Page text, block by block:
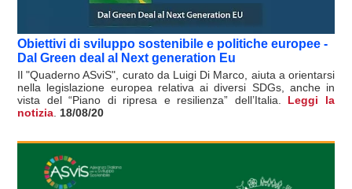
Obiettivi di sviluppo sostenibile e politiche europee -
Dal Green deal al Next generation Eu
Il "Quaderno ASviS", curato da Luigi Di Marco, aiuta a orientarsi
nella legislazione europea relativa ai diversi SDGs, anche in
vista del “Piano di ripresa e resilienza” dell’Italia. Leggi la
notizia 18/08/20